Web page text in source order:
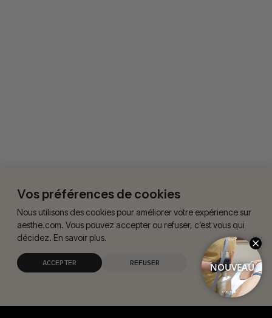
Vos préférences de cookies
Nous utilisons des cookies pour améliorer votre expérience sur
aesthe.com. Vous pouvez accepter ou refuser, c’est vous qui
décidez. En savoir plus.
ACCEPTER REFUSER